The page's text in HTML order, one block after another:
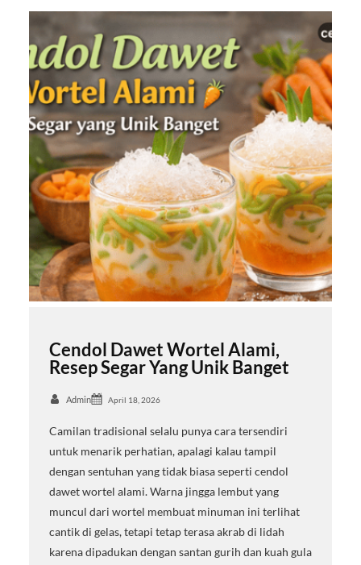
Cendol Dawet Wortel Alami,
Resep Segar Yang Unik Banget
Admin April 18, 2026
Camilan tradisional selalu punya cara tersendiri
untuk menarik perhatian, apalagi kalau tampil
dengan sentuhan yang tidak biasa seperti cendol
dawet wortel alami. Warna jingga lembut yang
muncul dari wortel membuat minuman ini terlihat
cantik di gelas, tetapi tetap terasa akrab di lidah
karena dipadukan dengan santan gurih dan kuah gula